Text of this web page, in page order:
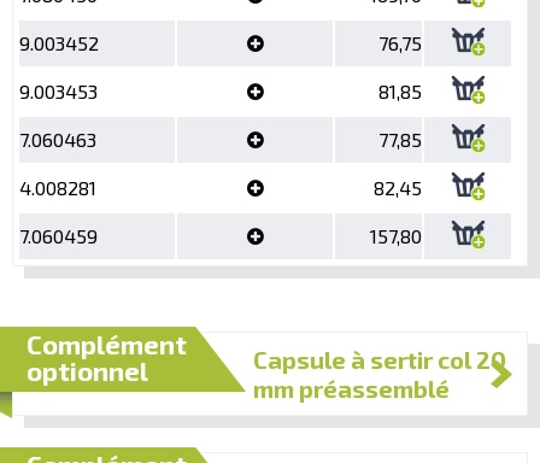
9.003452 76,75
9.003453 81,85
7.060463 77,85
4.008281 82,45
7.060459 157,80
Complément
optionnel
Capsule à sertir col 20
mm préassemblé